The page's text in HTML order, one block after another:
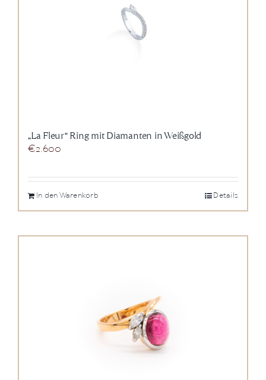
„La Fleur“ Ring mit Diamanten in Weißgold
€2.600
In den Warenkorb Details